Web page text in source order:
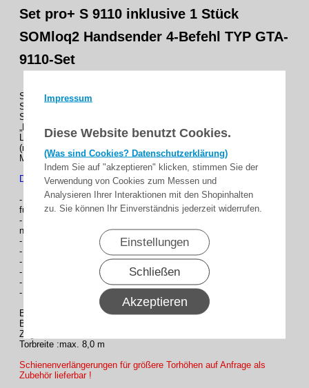
Impressum
Diese Website benutzt Cookies.
(Was sind Cookies? Datenschutzerklärung)
Indem Sie auf "akzeptieren" klicken, stimmen Sie der
Verwendung von Cookies zum Messen und
Analysieren Ihrer Interaktionen mit den Shopinhalten
zu. Sie können Ihr Einverständnis jederzeit widerrufen.
Einstellungen
Schließen
Akzeptieren
Set pro+ S 9110 inklusive 1 Stück
SOMloq2 Handsender 4-Befehl TYP GTA-
9110-Set
SOMMER Garagentorantriebe der Serie pro+ mit bidirektionalen
SOMMERFunksystem
SOMloq2, Komplett-Set inklusive 1 Stück Handsender 4-Befehl
„Pearl“
Laufschiene mit Bewegungshub max. 2750 mm
(max. Torhöhe: Schwingtore 2750 mm + Sektionaltore 2500 mm)
Max. Tor Breite 8,0m
Der Nachfolger der duo vision Antriebe !
- Separates Steuerungsgehäuse mit integriertem Taster
für eine schnelle und flexible Wand- oder Deckenmontage
- absolut störungsfreier und sicherer Funkbetrieb dank dem
neuen bidirektionalem 868,95 MHz SOMloq2 Funksystem
- vormontierter Antrieb für eine leichte Montage
- minimaler Platzbedarf dank kompakter Bauform
- Softlauf öffnet und schließt besonders leise
- verschleiß- und wartungsfreie Technik
- langlebige und energiesparende LED-Beleuchtung
- inklusive 1 Stück Handsender 4-Befehl (Typ: FTA-4018)
Bestell-Nr. GTA-9110-Set
Bezeichung : Garagentorantrieb pro+ S 9080 mit 1 Handsender
Zug-/Druckkraft : 1100 N
Torbreite :max. 8,0 m
Schienenverlängerungen für größere Torhöhen auf Anfrage als
Zubehör lieferbar !